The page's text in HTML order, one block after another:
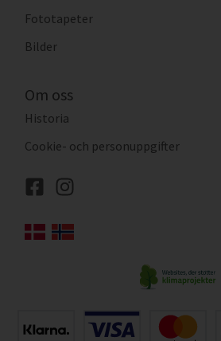
Fototapeter
Bilder
Om oss
Historia
Cookie- och personuppgifter